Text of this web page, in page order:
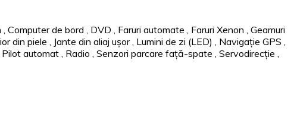
, Computer de bord , DVD , Faruri automate , Faruri Xenon , Geamuri
din piele , Jante din aliaj ușor , Lumini de zi (LED) , Navigație GPS ,
Pilot automat , Radio , Senzori parcare față-spate , Servodirecție ,